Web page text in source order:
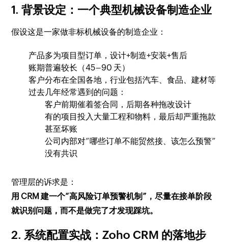
1. 背景设定：一个典型机械设备制造企业
假设这是一家做非标机械设备的制造企业：
产品多为项目型订单，设计+制造+安装+售后
账期普遍较长（45–90 天）
客户分布在全国各地，行业包括汽车、食品、建材等
过去几年经常遇到的问题：
客户前期催着签合同，后期各种拖改设计
有的项目投入大量工程和物料，最后却严重拖款
甚至坏账
公司内部对“哪些订单不能贸然接、该怎么预警”
没有共识
管理层的诉求是：
用 CRM 建一个“高风险订单预警机制”，尽量在接单阶段
就识别问题，而不是做完了才发现踩坑。
2. 系统配置实战：Zoho CRM 的落地步